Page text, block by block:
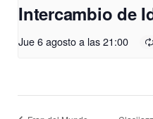
Intercambio de
Jue 6 agosto a las 21:00